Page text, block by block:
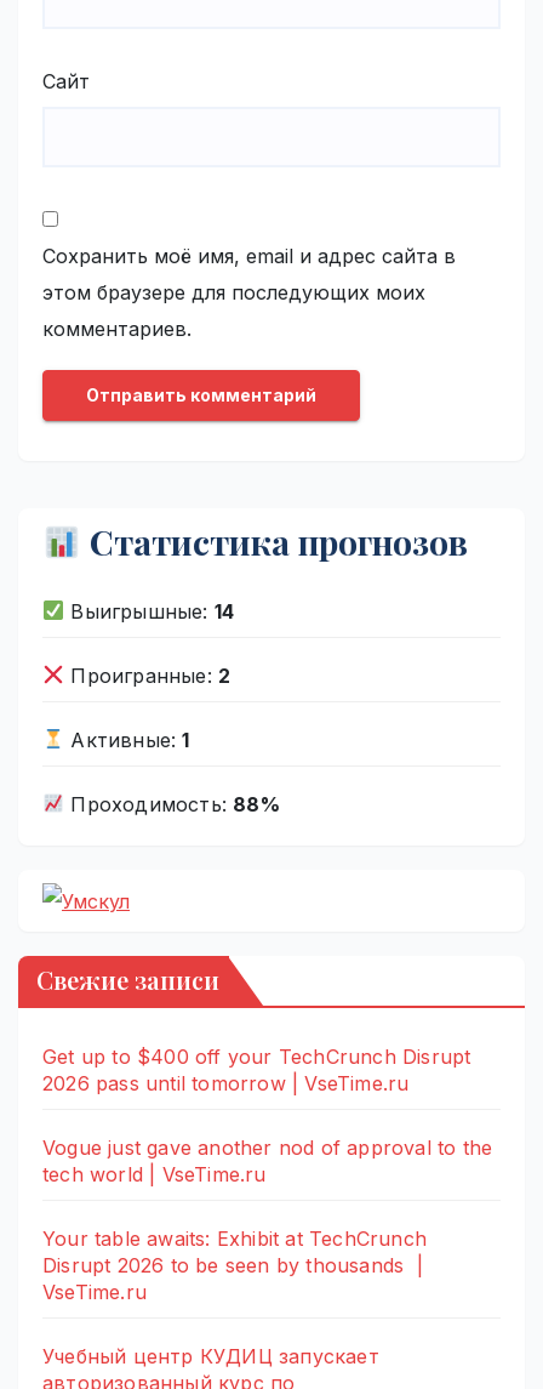
Сайт
Сохранить моё имя, email и адрес сайта в
этом браузере для последующих моих
комментариев.
Статистика прогнозов
Выигрышные: 14
Проигранные: 2
Активные:1
Проходимость: 88%
Свежие записи
Get up to $400 off your TechCrunch Disrupt
2026 pass until tomorrow | VseTime.ru
Vogue just gave another nod of approval to the
tech world | VseTime.ru
Your table awaits: Exhibit at TechCrunch
Disrupt 2026 to be seen by thousands |
VseTime.ru
Учебный центр КУДИЦ запускает
авторизованный курс по